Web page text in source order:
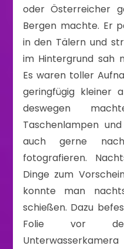
oder Österreicher
Bergen machte. Er
in den Tälern und
im Hintergrund sah
Es waren toller
geringfügig kleiner
deswegen
Taschenlampen
auch gerne
fotografieren.
Dinge zum
konnte man
schießen. Dazu
Folie vor